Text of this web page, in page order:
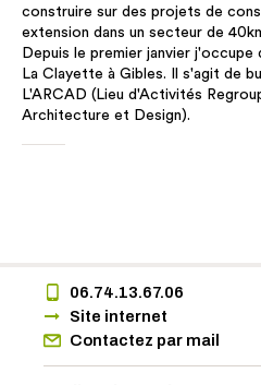
construire sur des projets de
extension dans un secteur de
Depuis le premier janvier j'occupe
La Clayette à Gibles. Il s'agit de
L'ARCAD (Lieu d'Activités
Architecture et Design).
06.74.13.67.06
Site internet
Contactez par mail